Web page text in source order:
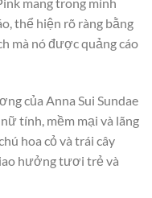
thể hiện rõ ràng bằng
mà nó được quảng cáo
của Anna Sui Sundae
tính, mềm mại và lãng
hoa cỏ và trái cây
hưởng tươi trẻ và